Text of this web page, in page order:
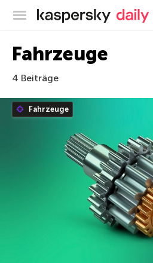
Fahrzeuge
4 Beiträge
Fahrzeuge